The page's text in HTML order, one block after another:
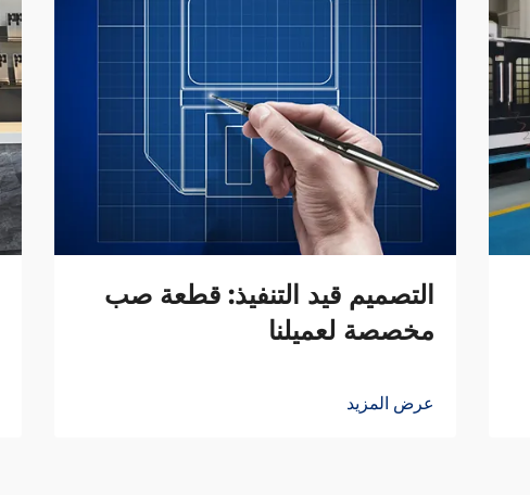
التصميم قيد التنفيذ: قطعة صب
مخصصة لعميلنا
عرض المزيد